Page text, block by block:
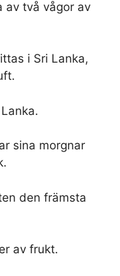
av två vågor av
i Sri Lanka,
sina morgnar
den främsta
av frukt.